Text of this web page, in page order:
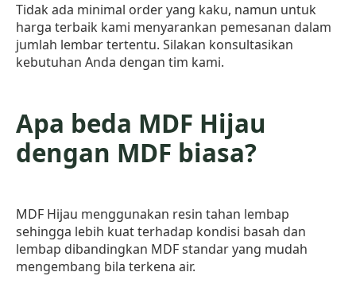
Tidak ada minimal order yang kaku, namun untuk
harga terbaik kami menyarankan pemesanan dalam
jumlah lembar tertentu. Silakan konsultasikan
kebutuhan Anda dengan tim kami.
Apa beda MDF Hijau
dengan MDF biasa?
MDF Hijau menggunakan resin tahan lembap
sehingga lebih kuat terhadap kondisi basah dan
lembap dibandingkan MDF standar yang mudah
mengembang bila terkena air.